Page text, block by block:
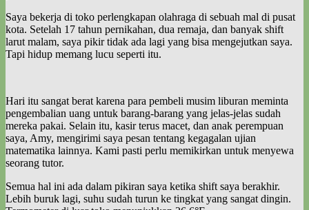
Saya bekerja di toko perlengkapan olahraga di sebuah mal di pusat
kota. Setelah 17 tahun pernikahan, dua remaja, dan banyak shift
larut malam, saya pikir tidak ada lagi yang bisa mengejutkan saya.
Tapi hidup memang lucu seperti itu.
Hari itu sangat berat karena para pembeli musim liburan meminta
pengembalian uang untuk barang-barang yang jelas-jelas sudah
mereka pakai. Selain itu, kasir terus macet, dan anak perempuan
saya, Amy, mengirimi saya pesan tentang kegagalan ujian
matematika lainnya. Kami pasti perlu memikirkan untuk menyewa
seorang tutor.
Semua hal ini ada dalam pikiran saya ketika shift saya berakhir.
Lebih buruk lagi, suhu sudah turun ke tingkat yang sangat dingin.